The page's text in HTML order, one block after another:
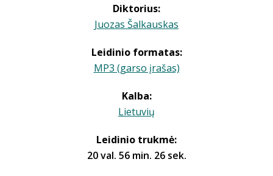
Diktorius:
Juozas Šalkauskas
Leidinio formatas:
MP3 (garso įrašas)
Kalba:
Lietuvių
Leidinio trukmė:
20 val. 56 min. 26 sek.